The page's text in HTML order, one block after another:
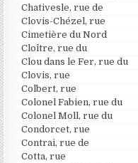
Chativesle, rue de
Clovis-Chézel, rue
Cimetière du Nord
Cloître, rue du
Clou dans le Fer, rue du
Clovis, rue
Colbert, rue
Colonel Fabien, rue du
Colonel Moll, rue du
Condorcet, rue
Contrai, rue de
Cotta, rue